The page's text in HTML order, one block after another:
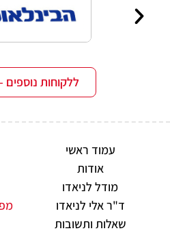
ללקוחות נוספים
עמוד ראשי
אודות
מודל לניאדו
ד"ר אלי לניאדו
שאלות ותשובות